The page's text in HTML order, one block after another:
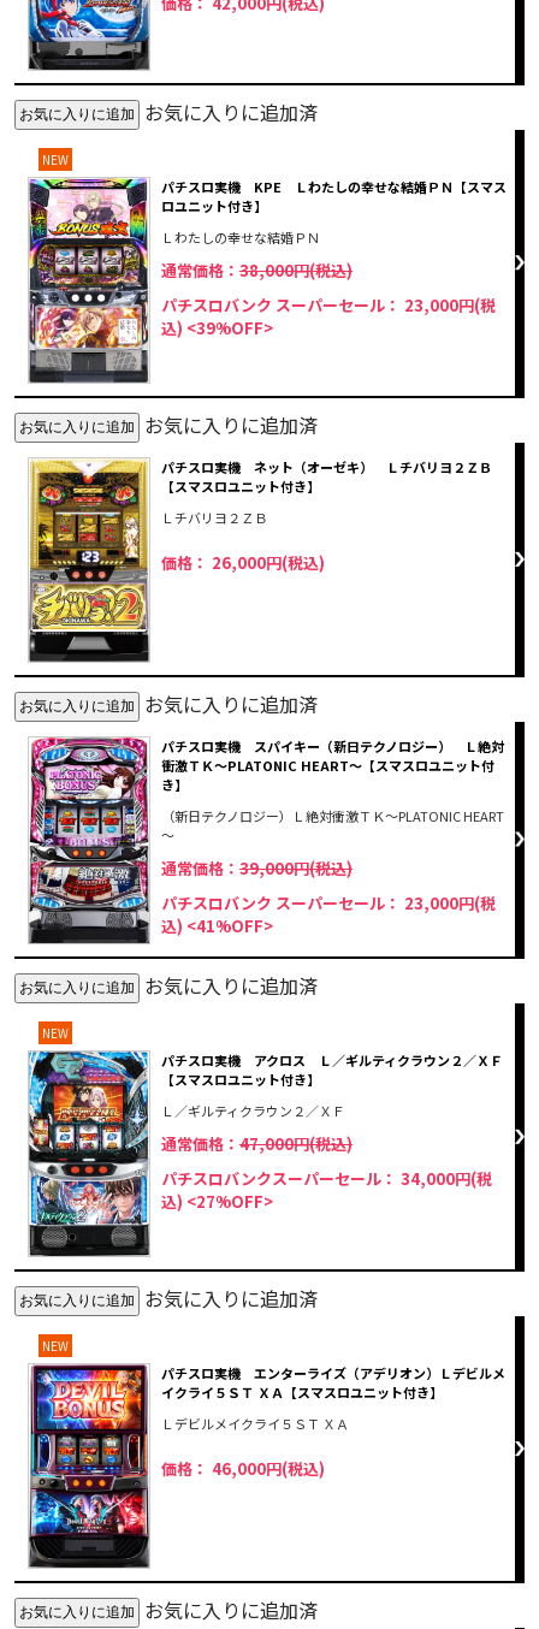
お気に入りに追加済
NEW
パチスロ実機 KPE Ｌわたしの幸せな結婚ＰＮ【スマス
ロユニット付き】
Ｌわたしの幸せな結婚ＰＮ
通常価格： 38,000円(税込)
パチスロバンク スーパーセール： 23,000円(税
込) <39%OFF>
お気に入りに追加済
パチスロ実機 ネット（オーゼキ） Ｌチバリヨ２ＺＢ
【スマスロユニット付き】
Ｌチバリヨ２ＺＢ
価格： 26,000円(税込)
お気に入りに追加済
パチスロ実機 スパイキー（新日テクノロジー） Ｌ絶対
衝激ＴＫ～PLATONIC HEART～【スマスロユニット付
き】
（新日テクノロジー）Ｌ絶対衝激ＴＫ～PLATONIC HEART
～
通常価格： 39,000円(税込)
パチスロバンク スーパーセール： 23,000円(税
込) <41%OFF>
お気に入りに追加済
NEW
パチスロ実機 アクロス Ｌ／ギルティクラウン２／ＸＦ
【スマスロユニット付き】
Ｌ／ギルティクラウン２／ＸＦ
通常価格： 47,000円(税込)
パチスロバンクスーパーセール： 34,000円(税
込) <27%OFF>
お気に入りに追加済
NEW
パチスロ実機 エンターライズ（アデリオン）Ｌデビルメ
イクライ５ＳＴ ＸＡ【スマスロユニット付き】
Ｌデビルメイクライ５ＳＴ ＸＡ
価格： 46,000円(税込)
お気に入りに追加済